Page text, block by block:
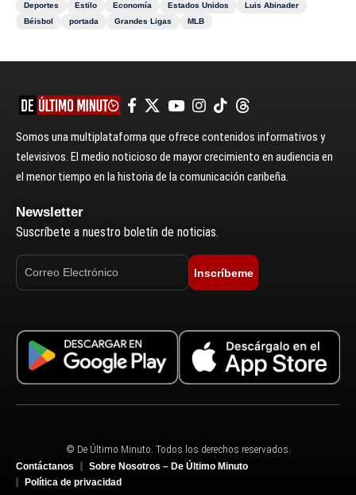
Deportes
Estilo Economía Estados Unidos
Luis Abinader
Béisbol
portada Grandes Ligas MLB
Somos una multiplataforma que ofrece contenidos informativos y
televisivos. El medio noticioso de mayor crecimiento en audiencia en
el menor tiempo en la historia de la comunicación caribeña.
Newsletter
Suscríbete a nuestro boletín de noticias.
Inscríbeme
© De Último Minuto. Todos los derechos reservados.
Contáctanos
Sobre Nosotros – De Último Minuto
Política de privacidad